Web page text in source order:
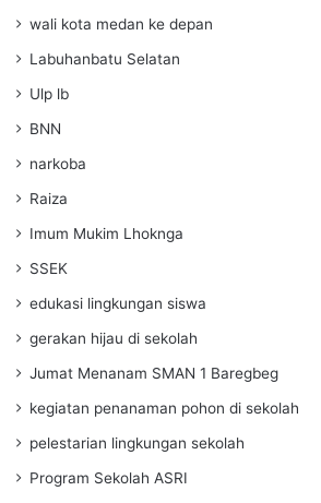
wali kota medan ke depan
Labuhanbatu Selatan
Ulp lb
BNN
narkoba
Raiza
Imum Mukim Lhoknga
SSEK
edukasi lingkungan siswa
gerakan hijau di sekolah
Jumat Menanam SMAN 1 Baregbeg
kegiatan penanaman pohon di sekolah
pelestarian lingkungan sekolah
Program Sekolah ASRI